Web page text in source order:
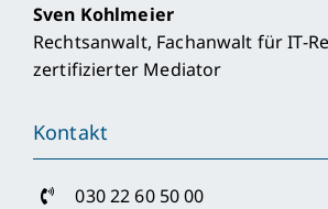
Sven Kohlmeier
Rechtsanwalt, Fachanwalt für IT-
zertifizierter Mediator
Kontakt
030 22 60 50 00